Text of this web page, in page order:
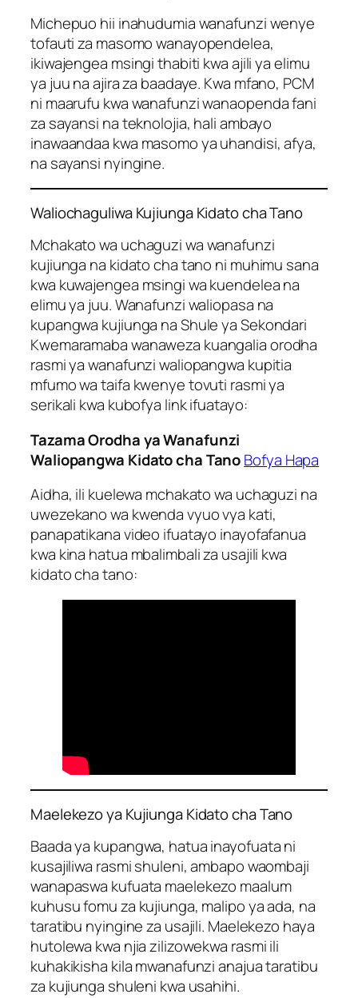
Michepuo hii inahudumia wanafunzi wenye
tofauti za masomo wanayopendelea,
ikiwajengea msingi thabiti kwa ajili ya elimu
ya juu na ajira za baadaye. Kwa mfano, PCM
ni maarufu kwa wanafunzi wanaopenda fani
za sayansi na teknolojia, hali ambayo
inawaandaa kwa masomo ya uhandisi, afya,
na sayansi nyingine.
Waliochaguliwa Kujiunga Kidato cha Tano
Mchakato wa uchaguzi wa wanafunzi
kujiunga na kidato cha tano ni muhimu sana
kwa kuwajengea msingi wa kuendelea na
elimu ya juu. Wanafunzi waliopasa na
kupangwa kujiunga na Shule ya Sekondari
Kwemaramaba wanaweza kuangalia orodha
rasmi ya wanafunzi waliopangwa kupitia
mfumo wa taifa kwenye tovuti rasmi ya
serikali kwa kubofya link ifuatayo:
Tazama Orodha ya Wanafunzi
Waliopangwa Kidato cha TanoBofya Hapa
Aidha, ili kuelewa mchakato wa uchaguzi na
uwezekano wa kwenda vyuo vya kati,
panapatikana video ifuatayo inayofafanua
kwa kina hatua mbalimbali za usajili kwa
kidato cha tano:
Maelekezo ya Kujiunga Kidato cha Tano
Baada ya kupangwa, hatua inayofuata ni
kusajiliwa rasmi shuleni, ambapo waombaji
wanapaswa kufuata maelekezo maalum
kuhusu fomu za kujiunga, malipo ya ada, na
taratibu nyingine za usajili. Maelekezo haya
hutolewa kwa njia zilizowekwa rasmi ili
kuhakikisha kila mwanafunzi anajua taratibu
za kujiunga shuleni kwa usahihi.